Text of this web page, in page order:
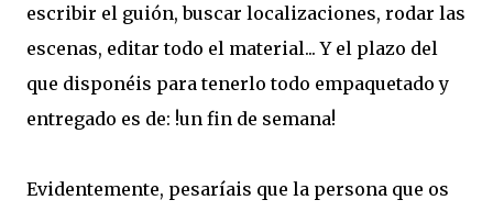
escribir el guión, buscar localizaciones, rodar las
escenas, editar todo el material... Y el plazo del
que disponéis para tenerlo todo empaquetado y
entregado es de: !un fin de semana!
Evidentemente, pesaríais que la persona que os